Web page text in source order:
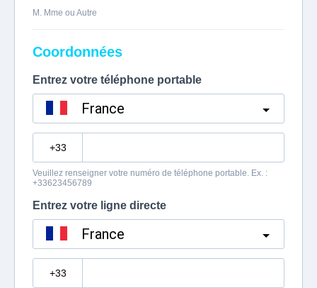
M. Mme ou Autre
Coordonnées
Entrez votre téléphone portable
France
Veuillez renseigner votre numéro de téléphone portable. Ex. :
+33623456789
Entrez votre ligne directe
France